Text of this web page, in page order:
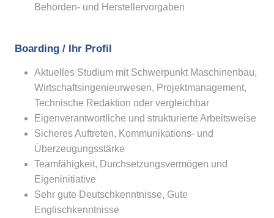
Behörden- und Herstellervorgaben
Boarding / Ihr Profil
Aktuelles Studium mit Schwerpunkt Maschinenbau,
Wirtschaftsingenieurwesen, Projektmanagement,
Technische Redaktion oder vergleichbar
Eigenverantwortliche und strukturierte Arbeitsweise
Sicheres Auftreten, Kommunikations- und
Überzeugungsstärke
Teamfähigkeit, Durchsetzungsvermögen und
Eigeninitiative
Sehr gute Deutschkenntnisse, Gute
Englischkenntnisse